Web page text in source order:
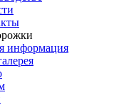
информация